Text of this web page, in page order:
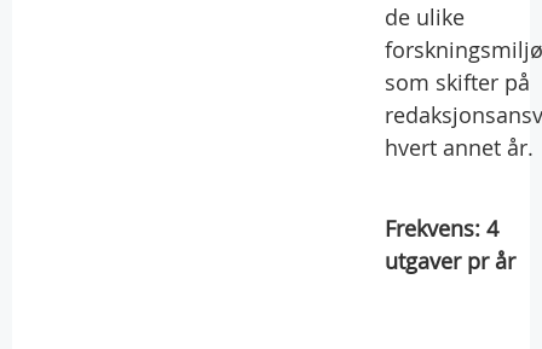
de ulike
som skifter på
hvert annet år.
Frekvens: 4
utgaver pr år